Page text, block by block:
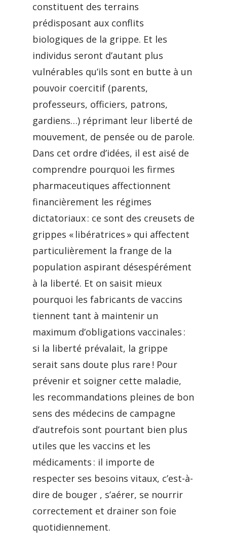
constituent des terrains
prédisposant aux conflits
biologiques de la grippe. Et les
individus seront d’autant plus
vulnérables qu’ils sont en butte à un
pouvoir coercitif (parents,
professeurs, officiers, patrons,
gardiens…) réprimant leur liberté de
mouvement, de pensée ou de parole.
Dans cet ordre d’idées, il est aisé de
comprendre pourquoi les firmes
pharmaceutiques affectionnent
financièrement les régimes
dictatoriaux : ce sont des creusets de
grippes « libératrices » qui affectent
particulièrement la frange de la
population aspirant désespérément
à la liberté. Et on saisit mieux
pourquoi les fabricants de vaccins
tiennent tant à maintenir un
maximum d’obligations vaccinales :
si la liberté prévalait, la grippe
serait sans doute plus rare ! Pour
prévenir et soigner cette maladie,
les recommandations pleines de bon
sens des médecins de campagne
d’autrefois sont pourtant bien plus
utiles que les vaccins et les
médicaments : il importe de
respecter ses besoins vitaux, c’est-à-
dire de bouger , s’aérer, se nourrir
correctement et drainer son foie
quotidiennement.